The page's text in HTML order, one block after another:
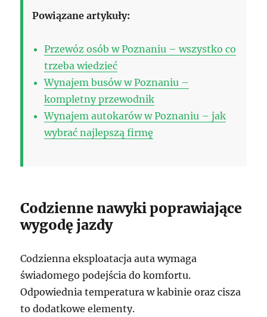
Powiązane artykuły:
Przewóz osób w Poznaniu – wszystko co
trzeba wiedzieć
Wynajem busów w Poznaniu –
kompletny przewodnik
Wynajem autokarów w Poznaniu – jak
wybrać najlepszą firmę
Codzienne nawyki poprawiające
wygodę jazdy
Codzienna eksploatacja auta wymaga
świadomego podejścia do komfortu.
Odpowiednia temperatura w kabinie oraz cisza
to dodatkowe elementy.